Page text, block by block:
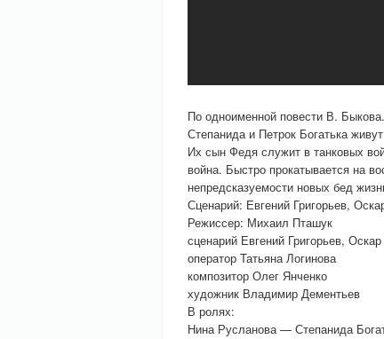
По одноименной повести В. Быкова.
Степанида и Петрок Богатька
Их сын Федя служит в танковых
война. Быстро прокатывается на
непредсказуемости новых бед
Сценарий: Евгений Григорьев,
Режиссер: Михаил Пташук
сценарий Евгений Григорьев,
оператор Татьяна Логинова
композитор Олег Янченко
художник Владимир Дементьев
В ролях:
Нина Русланова — Степанида